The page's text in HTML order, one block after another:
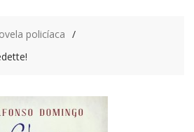
policíaca